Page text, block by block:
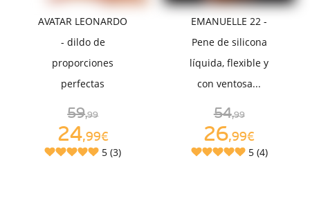
AVATAR LEONARDO
- dildo de
proporciones
perfectas
59,99
24,99€
5 (3)
EMANUELLE 22 -
Pene de silicona
líquida, flexible y
con ventosa...
54,99
26,99€
5 (4)